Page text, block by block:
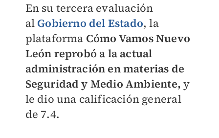
En su tercera evaluación
al Gobierno del Estado, la
plataforma Cómo Vamos Nuevo
León reprobó a la actual
administración en materias de
Seguridad y Medio Ambiente, y
le dio una calificación general
de 7.4.